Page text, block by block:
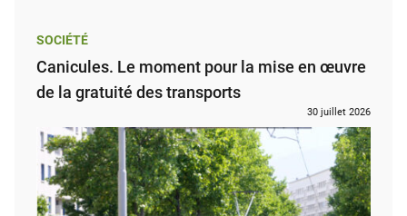
SOCIÉTÉ
Canicules. Le moment pour la mise en œuvre
de la gratuité des transports
30 juillet 2026